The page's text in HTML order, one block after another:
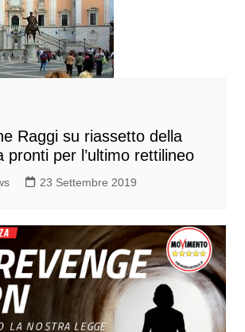
Raggi su riassetto della
pronti per l’ultimo rettilineo
23 Settembre 2019